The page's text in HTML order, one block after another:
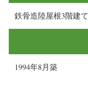
鉄骨造陸屋根3階建て
1994年8月築